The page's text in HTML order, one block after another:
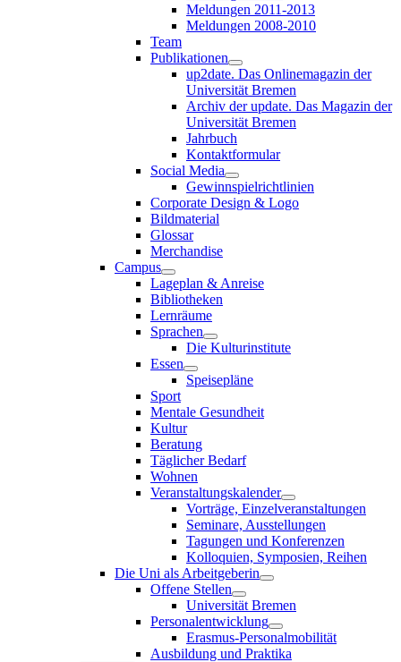
Meldungen 2011-2013
Meldungen 2008-2010
Team
Publikationen
up2date. Das Onlinemagazin der
Universität Bremen
Archiv der update. Das Magazin der
Universität Bremen
Jahrbuch
Kontaktformular
Social Media
Gewinnspielrichtlinien
Corporate Design & Logo
Bildmaterial
Glossar
Merchandise
Campus
Lageplan & Anreise
Bibliotheken
Lernräume
Sprachen
Die Kulturinstitute
Essen
Speisepläne
Sport
Mentale Gesundheit
Kultur
Beratung
Täglicher Bedarf
Wohnen
Veranstaltungskalender
Vorträge, Einzelveranstaltungen
Seminare, Ausstellungen
Tagungen und Konferenzen
Kolloquien, Symposien, Reihen
Die Uni als Arbeitgeberin
Offene Stellen
Universität Bremen
Personalentwicklung
Erasmus-Personalmobilität
Ausbildung und Praktika